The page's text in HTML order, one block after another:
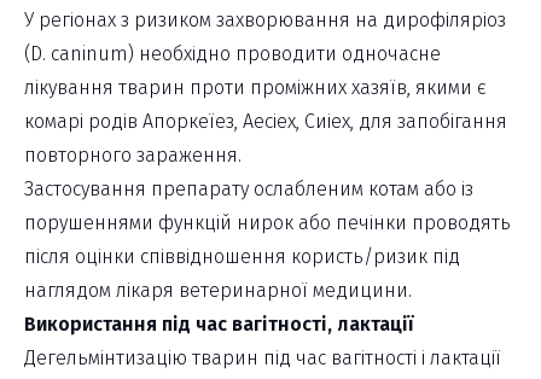
У регіонах з ризиком захворювання на дирофіляріоз
(D. caninum) необхідно проводити одночасне
лікування тварин проти проміжних хазяїв, якими є
комарі родів Апоркеїез, Аесіех, Сиіех, для запобігання
повторного зараження.
Застосування препарату ослабленим котам або із
порушеннями функцій нирок або печінки проводять
після оцінки співвідношення користь/ризик під
наглядом лікаря ветеринарної медицини.
Використання під час вагітності, лактації
Дегельмінтизацію тварин під час вагітності і лактації